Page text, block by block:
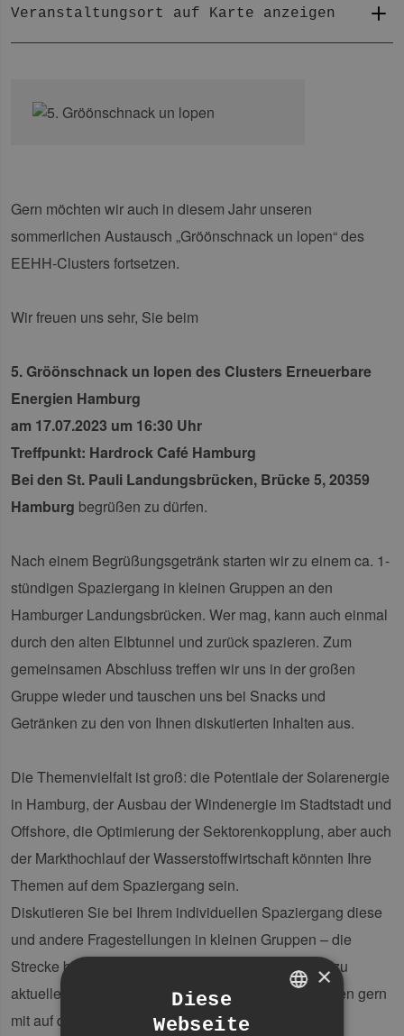
Veranstaltungsort auf Karte anzeigen
Gern möchten wir auch in diesem Jahr unseren
sommerlichen Austausch „Gröönschnack un lopen“ des
EEHH-Clusters fortsetzen.
Wir freuen uns sehr, Sie beim
5. Gröönschnack un lopen des Clusters Erneuerbare
Energien Hamburg
am 17.07.2023 um 16:30 Uhr
Treffpunkt: Hardrock Café Hamburg
Bei den St. Pauli Landungsbrücken, Brücke 5, 20359
Hamburg begrüßen zu dürfen.
Nach einem Begrüßungsgetränk starten wir zu einem ca. 1-
stündigen Spaziergang in kleinen Gruppen an den
Hamburger Landungsbrücken. Wer mag, kann auch einmal
durch den alten Elbtunnel und zurück spazieren. Zum
gemeinsamen Abschluss treffen wir uns in der großen
Gruppe wieder und tauschen uns bei Snacks und
Getränken zu den von Ihnen diskutierten Inhalten aus.
Die Themenvielfalt ist groß: die Potentiale der Solarenergie
in Hamburg, der Ausbau der Windenergie im Stadtstadt und
Offshore, die Optimierung der Sektorenkopplung, aber auch
der Markthochlauf der Wasserstoffwirtschaft könnten Ihre
Themen auf dem Spaziergang sein.
Diskutieren Sie bei Ihrem individuellen Spaziergang diese
und andere Fragestellungen in kleinen Gruppen – die
Strecke bestimmen Sie selbst. Ein paar Leitfragen zu
aktuellen Themen der Energiewende geben wir Ihnen gern
mit auf den Weg.
×
Diese
Webseite